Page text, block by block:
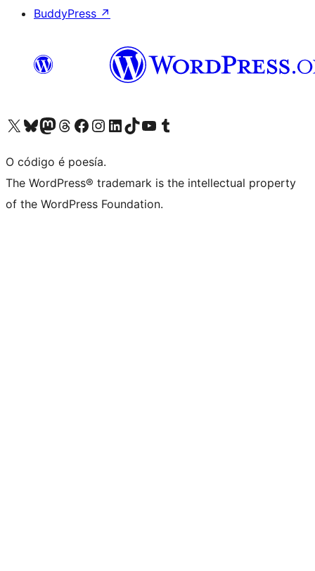
BuddyPress ↗
Visita la cuenta de X (anteriormente Twitter)
Visita a nosa conta de Bluesky
Visita a nosa conta de Mastodon
Visita a nosa conta de Threads
Visita a nosa páxina de Facebook
Visita a nosa conta de Instagram
Visita a nosa conta de LinkedIn
Visita a nosa conta de TikTok
Visita a nosa canle de YouTube
Visita a nosa conta de Tumblr
O código é poesía.
The WordPress® trademark is the intellectual property
of the WordPress Foundation.